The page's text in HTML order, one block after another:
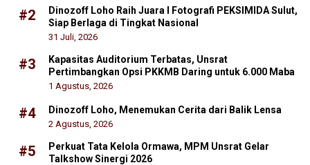
#2
Dinozoff Loho Raih Juara I Fotografi PEKSIMIDA Sulut,
Siap Berlaga di Tingkat Nasional
31 Juli, 2026
#3
Kapasitas Auditorium Terbatas, Unsrat
Pertimbangkan Opsi PKKMB Daring untuk 6.000 Maba
1 Agustus, 2026
#4 Dinozoff Loho, Menemukan Cerita dari Balik Lensa
2 Agustus, 2026
#5
Perkuat Tata Kelola Ormawa, MPM Unsrat Gelar
Talkshow Sinergi 2026